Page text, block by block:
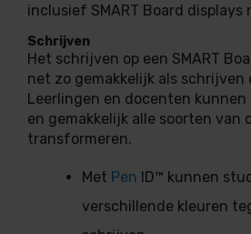
inclusief SMART Board displays
Schrijven
Het schrijven op een SMART
net zo gemakkelijk als schrijven
Leerlingen en docenten
en gemakkelijk alle soorten van
transformeren.
Met Pen ID™ kunnen
verschillende kleuren